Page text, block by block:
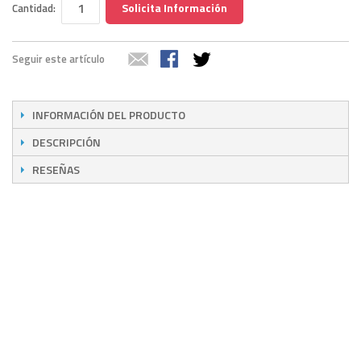
Cantidad: Solicita Información
Seguir este artículo
INFORMACIÓN DEL PRODUCTO
DESCRIPCIÓN
RESEÑAS